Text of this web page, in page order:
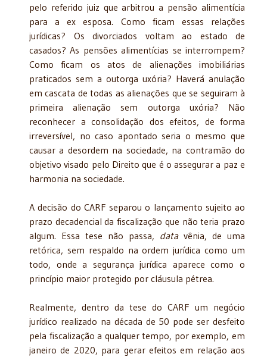
pelo referido juiz que arbitrou a pensão alimentícia
para a ex esposa. Como ficam essas relações
jurídicas? Os divorciados voltam ao estado de
casados? As pensões alimentícias se interrompem?
Como ficam os atos de alienações imobiliárias
praticados sem a outorga uxória? Haverá anulação
em cascata de todas as alienações que se seguiram à
primeira alienação sem outorga uxória? Não
reconhecer a consolidação dos efeitos, de forma
irreversível, no caso apontado seria o mesmo que
causar a desordem na sociedade, na contramão do
objetivo visado pelo Direito que é o assegurar a paz e
harmonia na sociedade.
A decisão do CARF separou o lançamento sujeito ao
prazo decadencial da fiscalização que não teria prazo
algum. Essa tese não passa, data vênia, de uma
retórica, sem respaldo na ordem jurídica como um
todo, onde a segurança jurídica aparece como o
princípio maior protegido por cláusula pétrea.
Realmente, dentro da tese do CARF um negócio
jurídico realizado na década de 50 pode ser desfeito
pela fiscalização a qualquer tempo, por exemplo, em
janeiro de 2020, para gerar efeitos em relação aos